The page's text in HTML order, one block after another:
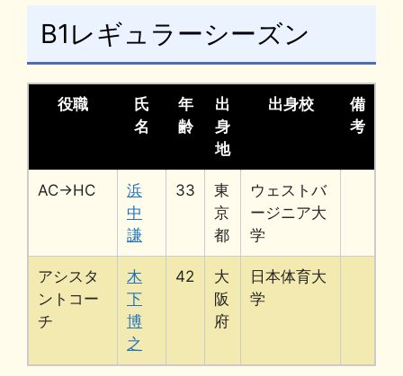
B1レギュラーシーズン
役職
氏
名
年
齢
出
身
地
出身校
備
考
AC→HC
浜
中
謙
33
東
京
都
ウェストバ
ージニア大
学
アシスタ
ントコー
チ
木
下
博
之
42
大
阪
府
日本体育大
学